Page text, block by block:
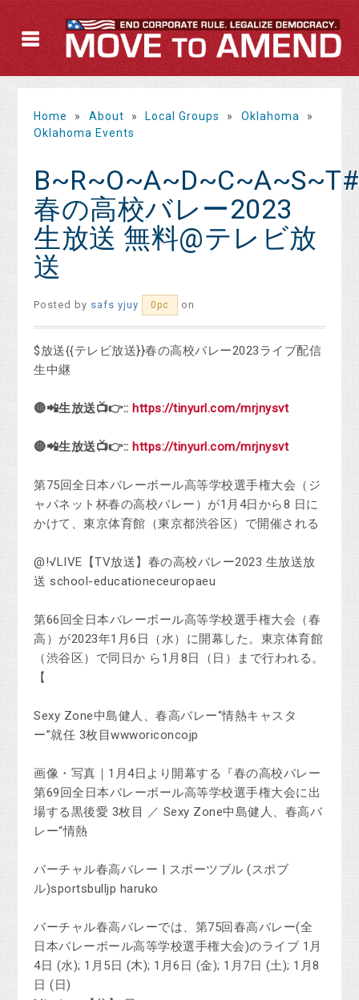
Home » About » Local Groups » Oklahoma
»
Oklahoma Events
春の高校バレー2023
生放送 無料@テレビ放
送
Posted by safs yjuy 0pc on
$放送{{テレビ放送}}春の高校バレー2023ライブ配信
生中継
🔴📲生放送📺👉:: https://tinyurl.com/mrjnysvt
🔴📲生放送📺👉:: https://tinyurl.com/mrjnysvt
第75回全日本バレーボール高等学校選手権大会（ジ
ャパネット杯春の高校バレー）が1月4日から8 日に
かけて、東京体育館（東京都渋谷区）で開催される
@!√LIVE【TV放送】春の高校バレー2023 生放送放
送 school-educationeceuropaeu
第66回全日本バレーボール高等学校選手権大会（春
高）が2023年1月6日（水）に開幕した。東京体育館
（渋谷区）で同日か ら1月8日（日）まで行われる。
【
Sexy Zone中島健人、春高バレー“情熱キャスタ
ー”就任 3枚目wwworiconcojp
画像・写真｜1月4日より開幕する『春の高校バレー
第69回全日本バレーボール高等学校選手権大会に出
場する黒後愛 3枚目 ／ Sexy Zone中島健人、春高バ
レー“情熱
バーチャル春高バレー | スポーツブル (スポブ
ル)sportsbulljp haruko
バーチャル春高バレーでは、第75回春高バレー(全
日本バレーボール高等学校選手権大会)のライブ 1月
4日 (水); 1月5日 (木); 1月6日 (金); 1月7日 (土); 1月8
日 (日)